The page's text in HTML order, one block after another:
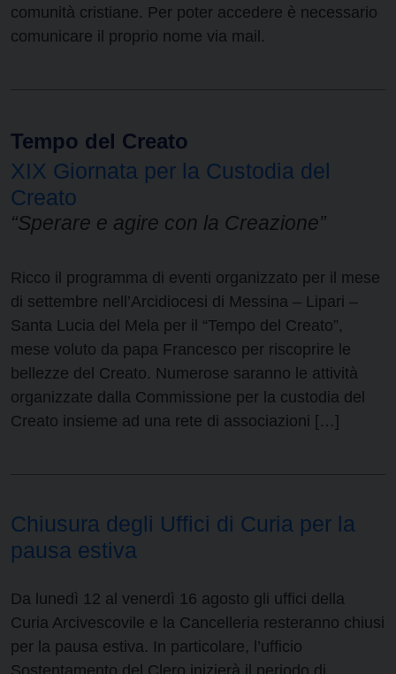
comunità cristiane. Per poter accedere è necessario
comunicare il proprio nome via mail.
Tempo del Creato
XIX Giornata per la Custodia del
Creato
“Sperare e agire con la Creazione”
Ricco il programma di eventi organizzato per il mese
di settembre nell’Arcidiocesi di Messina – Lipari –
Santa Lucia del Mela per il “Tempo del Creato”,
mese voluto da papa Francesco per riscoprire le
bellezze del Creato. Numerose saranno le attività
organizzate dalla Commissione per la custodia del
Creato insieme ad una rete di associazioni […]
Chiusura degli Uffici di Curia per la
pausa estiva
Da lunedì 12 al venerdì 16 agosto gli uffici della
Curia Arcivescovile e la Cancelleria resteranno chiusi
per la pausa estiva. In particolare, l’ufficio
Sostentamento del Clero inizierà il periodo di